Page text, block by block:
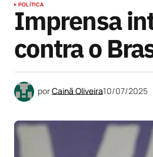
POLÍTICA
Imprensa
contra o
porCainã Oliveira10/07/2025